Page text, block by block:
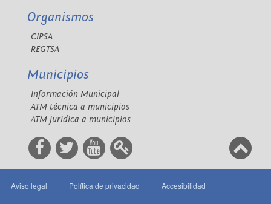
Organismos
CIPSA
REGTSA
Municipios
Información Municipal
ATM técnica a municipios
ATM jurídica a municipios
Aviso legal Política de privacidad Accesibilidad